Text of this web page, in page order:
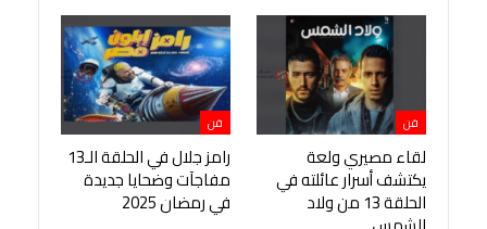
فن
لقاء مصيري ولعة
يكتشف أسرار عائلته في
الحلقة 13 من ولاد
فن
رامز جلال في الحلقة الـ13
مفاجآت وضحايا جديدة
في رمضان 2025